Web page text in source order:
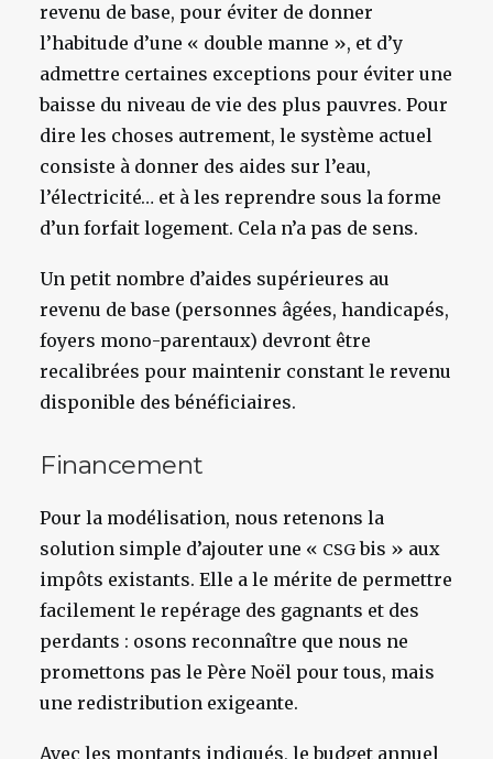
revenu de base, pour éviter de donner
l’habitude d’une « double manne », et d’y
admettre certaines exceptions pour éviter une
baisse du niveau de vie des plus pauvres. Pour
dire les choses autrement, le système actuel
consiste à donner des aides sur l’eau,
l’électricité… et à les reprendre sous la forme
d’un forfait logement. Cela n’a pas de sens.
Un petit nombre d’aides supérieures au
revenu de base (personnes âgées, handicapés,
foyers mono-parentaux) devront être
recalibrées pour maintenir constant le revenu
disponible des bénéficiaires.
Financement
Pour la modélisation, nous retenons la
solution simple d’ajouter une « CSGbis » aux
impôts existants. Elle a le mérite de permettre
facilement le repérage des gagnants et des
perdants : osons reconnaître que nous ne
promettons pas le Père Noël pour tous, mais
une redistribution exigeante.
Avec les montants indiqués, le budget annuel